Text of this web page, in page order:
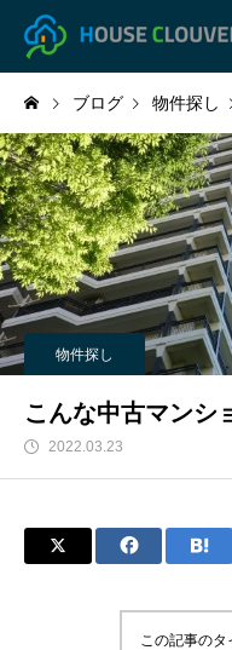
ブログ 物件探し
物件探し
こんな中古マンシ
2022.03.23
この記事の